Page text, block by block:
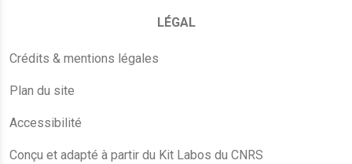
LÉGAL
Crédits & mentions légales
Plan du site
Accessibilité
Conçu et adapté à partir du Kit Labos du CNRS